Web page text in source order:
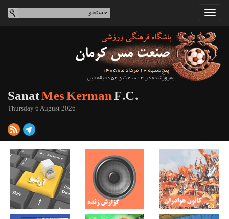
پنج‌شنبه 14 مرداد ماه 1405
به‌روزشده در 14 ساعت و 54 دقیقه قبل
SanatMes KermanF.C.
Thursday 6 August 2026